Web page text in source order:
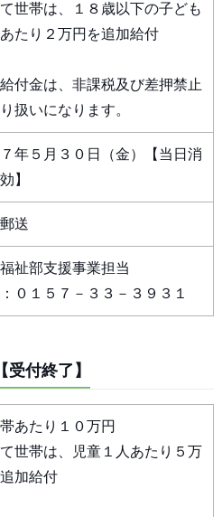
世帯は、１８歳以下の子ども
あたり２万円を追加給付
付金は、非課税及び差押禁止
扱いになります。
年５月３０日（金）【当日消
】
送
祉部支援事業担当
０１５７－３３－３９３１
付終了】
あたり１０万円
世帯は、児童１人あたり５万
加給付